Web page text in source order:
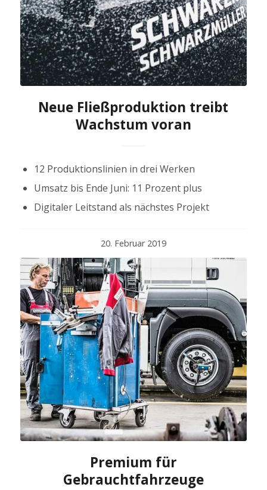
Neue Fließproduktion treibt
Wachstum voran
12 Produktionslinien in drei Werken
Umsatz bis Ende Juni: 11 Prozent plus
Digitaler Leitstand als nächstes Projekt
20. Februar 2019
Premium für
Gebrauchtfahrzeuge